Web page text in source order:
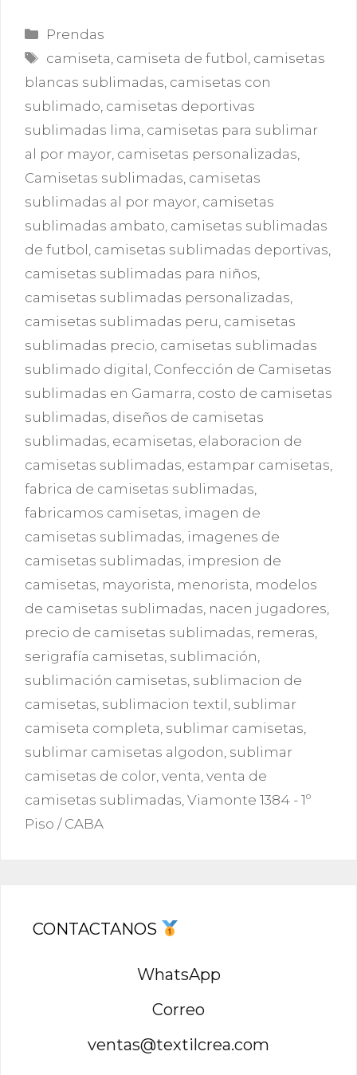
Categorías
Prendas
Etiquetas
camiseta camiseta de futbol camisetas
blancas sublimadas camisetas con
sublimado camisetas deportivas
sublimadas lima camisetas para sublimar
al por mayor camisetas personalizadas
Camisetas sublimadas camisetas
sublimadas al por mayor camisetas
sublimadas ambato camisetas sublimadas
de futbol camisetas sublimadas deportivas
camisetas sublimadas para niños
camisetas sublimadas personalizadas
camisetas sublimadas peru camisetas
sublimadas precio camisetas sublimadas
sublimado digital Confección de Camisetas
sublimadas en Gamarra costo de camisetas
sublimadas diseños de camisetas
sublimadas ecamisetas elaboracion de
camisetas sublimadas estampar camisetas
fabrica de camisetas sublimadas
fabricamos camisetas imagen de
camisetas sublimadas imagenes de
camisetas sublimadas impresion de
camisetas mayorista menorista modelos
de camisetas sublimadas nacen jugadores
precio de camisetas sublimadas remeras
serigrafía camisetas sublimación
sublimación camisetas sublimacion de
camisetas sublimacion textil sublimar
camiseta completa sublimar camisetas
sublimar camisetas algodon sublimar
camisetas de color venta venta de
camisetas sublimadas Viamonte 1384 - 1º
Piso / CABA
CONTACTANOS
WhatsApp
Correo
ventas@textilcrea.com